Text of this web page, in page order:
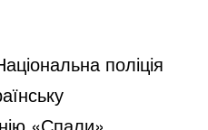
поліція
«Спали»